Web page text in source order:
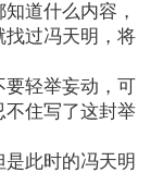
道什么内容，
找过冯天明，将
轻举妄动，可
不住写了这封举
此时的冯天明